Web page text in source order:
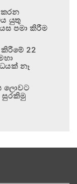
කරන
යුතු
පමා කිරීම
22
නෑ
ලොවට
සුරකිමු